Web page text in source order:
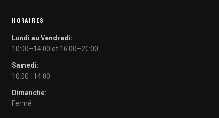
HORAIRES
Lundi au Vendredi:
10:00–14:00 et 16:00–20:00
Samedi:
10:00–14:00
Dimanche:
Fermé